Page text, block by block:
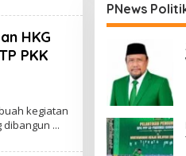
HKG
PKK
kegiatan
dibangun
PNews